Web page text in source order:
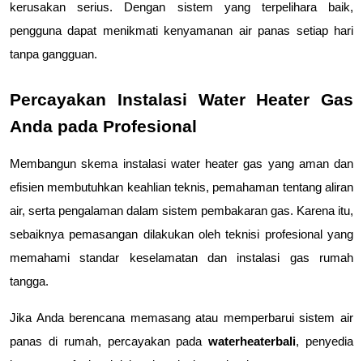
kerusakan serius. Dengan sistem yang terpelihara baik,
pengguna dapat menikmati kenyamanan air panas setiap hari
tanpa gangguan.
Percayakan Instalasi Water Heater Gas
Anda pada Profesional
Membangun skema instalasi water heater gas yang aman dan
efisien membutuhkan keahlian teknis, pemahaman tentang aliran
air, serta pengalaman dalam sistem pembakaran gas. Karena itu,
sebaiknya pemasangan dilakukan oleh teknisi profesional yang
memahami standar keselamatan dan instalasi gas rumah
tangga.
Jika Anda berencana memasang atau memperbarui sistem air
panas di rumah, percayakan pada waterheaterbali, penyedia